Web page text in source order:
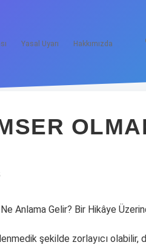
Yasal Uyarı Hakkımızda
Anlama Gelir? Bir Hikâye
şekilde zorlayıcı olabilir,